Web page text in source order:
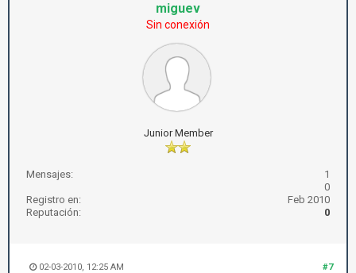
miguev
Sin conexión
Junior Member
Mensajes:
1
0
Registro en:
Feb 2010
Reputación:
0
#7
02-03-2010, 12:25 AM